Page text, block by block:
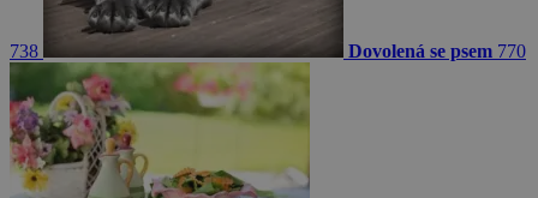
738 Dovolená se psem 770